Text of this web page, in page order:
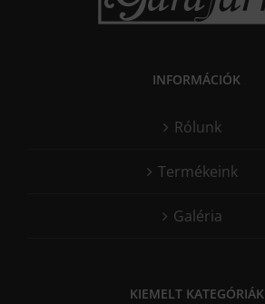
INFORMÁCIÓK
Rólunk
Termékeink
Galéria
KIEMELT KATEGÓRIÁK